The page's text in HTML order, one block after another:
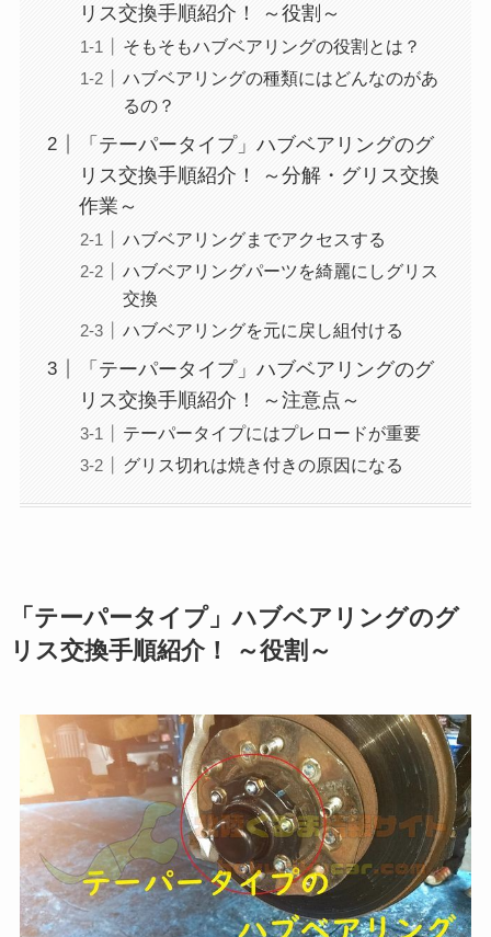
リス交換手順紹介！ ～役割～
そもそもハブベアリングの役割とは？
ハブベアリングの種類にはどんなのがあ
るの？
「テーパータイプ」ハブベアリングのグ
リス交換手順紹介！ ～分解・グリス交換
作業～
ハブベアリングまでアクセスする
ハブベアリングパーツを綺麗にしグリス
交換
ハブベアリングを元に戻し組付ける
「テーパータイプ」ハブベアリングのグ
リス交換手順紹介！ ～注意点～
テーパータイプにはプレロードが重要
グリス切れは焼き付きの原因になる
「テーパータイプ」ハブベアリングのグ
リス交換手順紹介！ ～役割～